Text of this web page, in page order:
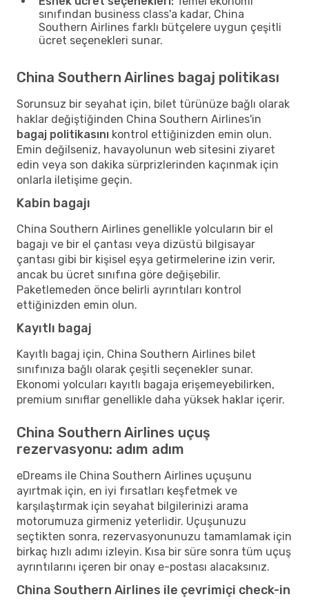
sınıfından business class'a kadar, China
Southern Airlines farklı bütçelere uygun çeşitli
ücret seçenekleri sunar.
China Southern Airlines bagaj politikası
Sorunsuz bir seyahat için, bilet türünüze bağlı olarak
haklar değiştiğinden China Southern Airlines'in
bagaj politikasını kontrol ettiğinizden emin olun.
Emin değilseniz, havayolunun web sitesini ziyaret
edin veya son dakika sürprizlerinden kaçınmak için
onlarla iletişime geçin.
Kabin bagajı
China Southern Airlines genellikle yolcuların bir el
bagajı ve bir el çantası veya dizüstü bilgisayar
çantası gibi bir kişisel eşya getirmelerine izin verir,
ancak bu ücret sınıfına göre değişebilir.
Paketlemeden önce belirli ayrıntıları kontrol
ettiğinizden emin olun.
Kayıtlı bagaj
Kayıtlı bagaj için, China Southern Airlines bilet
sınıfınıza bağlı olarak çeşitli seçenekler sunar.
Ekonomi yolcuları kayıtlı bagaja erişemeyebilirken,
premium sınıflar genellikle daha yüksek haklar içerir.
China Southern Airlines uçuş
rezervasyonu: adım adım
eDreams ile China Southern Airlines uçuşunu
ayırtmak için, en iyi fırsatları keşfetmek ve
karşılaştırmak için seyahat bilgilerinizi arama
motorumuza girmeniz yeterlidir. Uçuşunuzu
seçtikten sonra, rezervasyonunuzu tamamlamak için
birkaç hızlı adımı izleyin. Kısa bir süre sonra tüm uçuş
ayrıntılarını içeren bir onay e-postası alacaksınız.
China Southern Airlines ile çevrimiçi check-in